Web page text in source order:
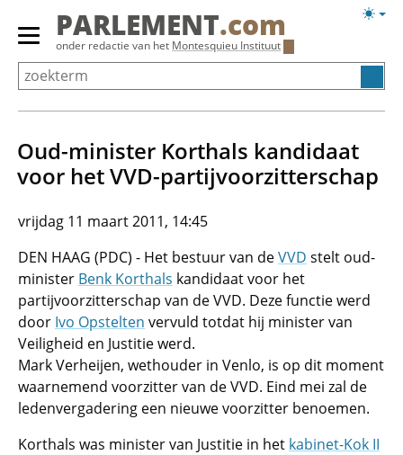
Overslaan
Primair
menu
tonen/verbergen
PARLEMENT.com
onder redactie van het Montesquieu Instituut
Oud-minister Korthals kandidaat
voor het VVD-partijvoorzitterschap
vrijdag 11 maart 2011, 14:45
DEN HAAG (PDC) - Het bestuur van deVVD stelt oud-
minister Benk Korthals kandidaat voor het
partijvoorzitterschap van de VVD. Deze functie werd
door Ivo Opstelten vervuld totdat hij minister van
Veiligheid en Justitie werd.
Mark Verheijen, wethouder in Venlo, is op dit moment
waarnemend voorzitter van de VVD. Eind mei zal de
ledenvergadering een nieuwe voorzitter benoemen.
Korthals was minister van Justitie in het kabinet-Kok II